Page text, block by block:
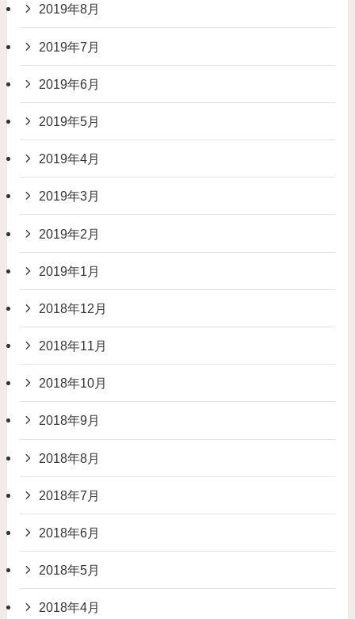
2019年8月
2019年7月
2019年6月
2019年5月
2019年4月
2019年3月
2019年2月
2019年1月
2018年12月
2018年11月
2018年10月
2018年9月
2018年8月
2018年7月
2018年6月
2018年5月
2018年4月